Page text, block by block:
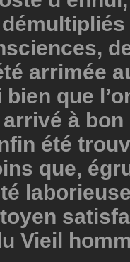
arrimée
que
à
été
que,
Vieil